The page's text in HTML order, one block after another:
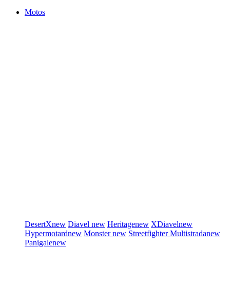
Motos
DesertXnew Diavel new Heritagenew XDiavelnew
Hypermotardnew Monsternew StreetfighterMultistradanew
Panigalenew